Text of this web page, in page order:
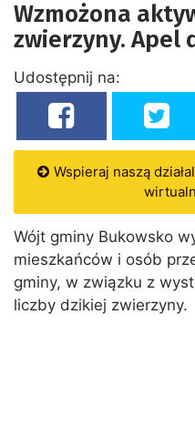
Wzmożona
zwierzyny. Apel
Udostępnij na:
Wspieraj naszą
Wójt gminy Bukowsko
mieszkańców i osób
gminy, w związku z
liczby dzikiej zwierzyny.